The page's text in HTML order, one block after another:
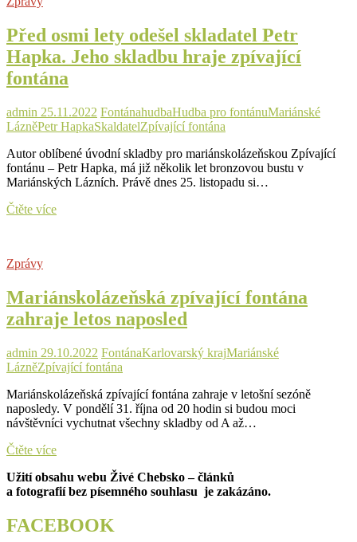
rozezní
Před osmi lety odešel skladatel Petr
Hapka. Jeho skladbu hraje zpívající
fontána
admin 25.11.2022 FontánahudbaHudba pro fontánuMariánské
LázněPetr HapkaSkaldatelZpívající fontána
Autor oblíbené úvodní skladby pro mariánskolázeňskou Zpívající
fontánu – Petr Hapka, má již několik let bronzovou bustu v
Mariánských Lázních. Právě dnes 25. listopadu si…
Čtěte vícePřed
Hapka.
Jeho
skladbu
zpívající
fontána
Zprávy
Mariánskolázeňská zpívající fontána
zahraje letos naposled
admin 29.10.2022 FontánaKarlovarský krajMariánské
LázněZpívající fontána
Mariánskolázeňská zpívající fontána zahraje v letošní sezóně
naposledy. V pondělí 31. října od 20 hodin si budou moci
návštěvníci vychutnat všechny skladby od A až…
Čtěte víceMariánskolázeňská
fontána
zahraje
naposled
Užití obsahu webu Živé Chebsko – článků
a fotografií bez písemného souhlasu je zakázáno.
FACEBOOK